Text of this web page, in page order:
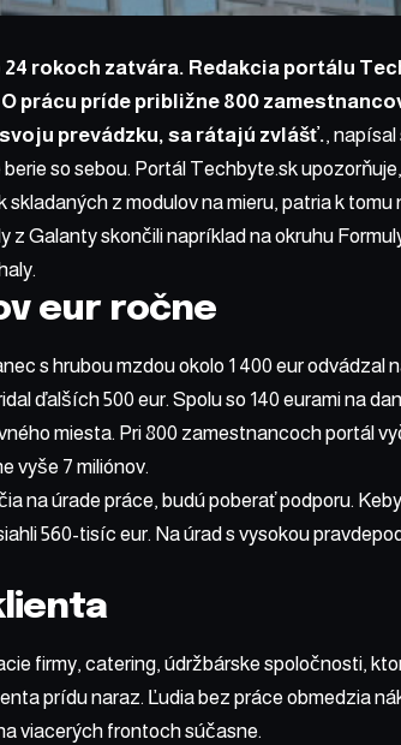
24 rokoch zatvára. Redakcia portálu
prácu príde približne 800
prevádzku, sa rátajú zvlášť., napísal
so sebou. Portál Techbyte.sk
z modulov na mieru, patria k tomu
z Galanty skončili napríklad na okruhu
eur ročne
s hrubou mzdou okolo 1 400 eur odvádzal
ďalších 500 eur. Spolu so 140 eurami na
miesta. Pri 800 zamestnancoch portál
vyše 7 miliónov.
na úrade práce, budú poberať podporu.
560-tisíc eur. Na úrad s vysokou
firmy, catering, údržbárske spoločnosti,
prídu naraz. Ľudia bez práce obmedzia
viacerých frontoch súčasne.